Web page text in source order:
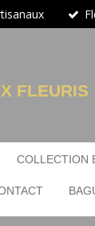
FLEURIS
COLLECTION